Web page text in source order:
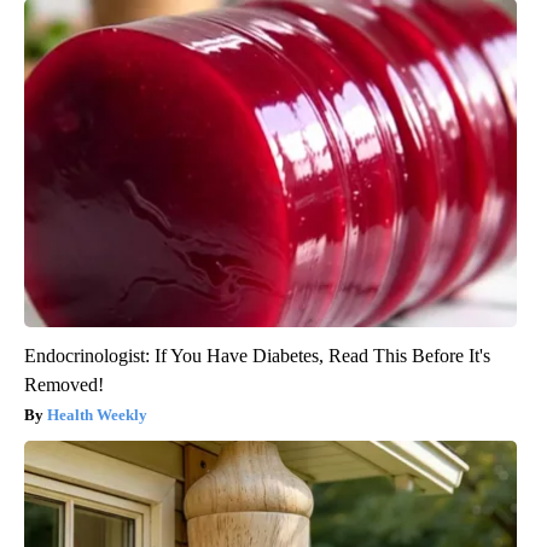
Endocrinologist: If You Have Diabetes, Read This Before It's
Removed!
Health Weekly